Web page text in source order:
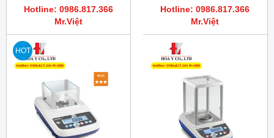
Hotline: 0986.817.366
Mr.Việt
Hotline: 0986.817.366
Mr.Việt
HOT